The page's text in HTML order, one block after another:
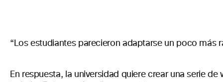
“Los estudiantes parecieron adaptarse un poco
En respuesta, la universidad quiere crear una serie